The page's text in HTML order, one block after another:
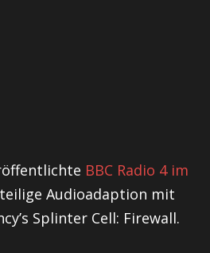
BBC Radio 4 im
Audioadaption mit
Splinter Cell: Firewall.